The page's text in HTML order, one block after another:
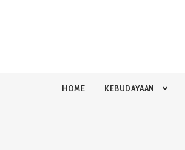
HOME KEBUDAYAAN